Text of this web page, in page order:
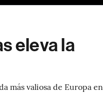
eleva la
más valiosa de Europa en